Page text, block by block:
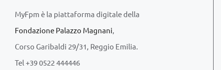
MyFpm è la piattaforma digitale della
Fondazione Palazzo Magnani,
Corso Garibaldi 29/31, Reggio Emilia.
Tel +39 0522 444446